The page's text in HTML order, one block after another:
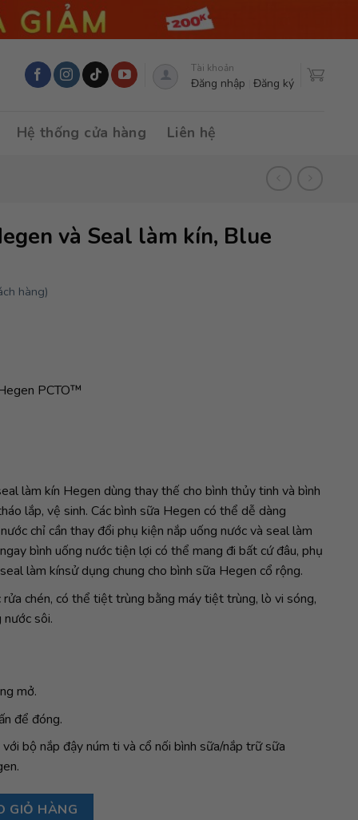
Tài khoản
Đăng nhập Đăng ký
Hệ thống cửa hàng Liên hệ
và Seal làm kín, Blue
hàng)
PCTO™
làm kín Hegen dùng thay thế cho bình thủy tinh và bình
lắp, vệ sinh. Các bình sữa Hegen có thể dễ dàng
chỉ cần thay đổi phụ kiện nắp uống nước và seal làm
bình uống nước tiện lợi có thể mang đi bất cứ đâu, phụ
làm kínsử dụng chung cho bình sữa Hegen cổ rộng.
chén, có thể tiệt trùng bằng máy tiệt trùng, lò vi sóng,
nước sôi.
mở.
để đóng.
bộ nắp đậy núm ti và cổ nối bình sữa/nắp trữ sữa
kín, Blue số lượng
GIỎ HÀNG